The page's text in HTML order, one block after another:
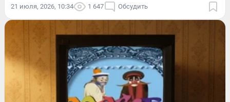
21 июля, 2026, 10:34 1 647 Обсудить